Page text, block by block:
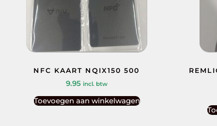
NFC KAART NQIX150 500
9.95 incl. btw
Toevoegen aan winkelwagen